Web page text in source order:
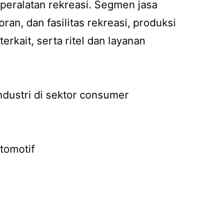
rekreasi. Segmen jasa
dan fasilitas rekreasi, produksi
serta ritel dan layanan
di sektor consumer